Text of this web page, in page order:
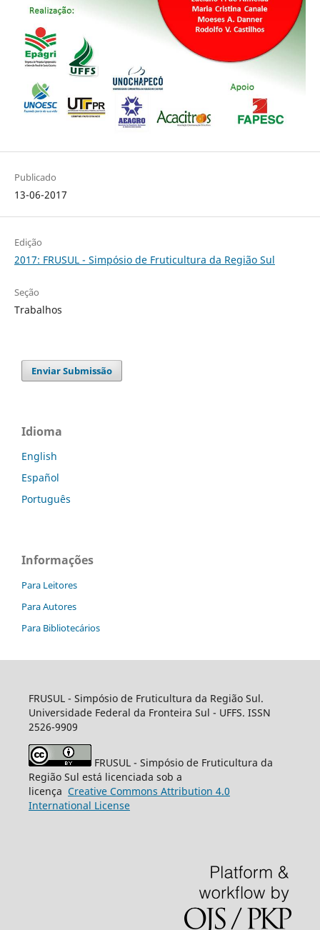
Publicado
13-06-2017
Edição
2017: FRUSUL - Simpósio de Fruticultura da Região Sul
Seção
Trabalhos
Enviar Submissão
Idioma
English
Español
Português
Informações
Para Leitores
Para Autores
Para Bibliotecários
FRUSUL - Simpósio de Fruticultura da Região Sul.
Universidade Federal da Fronteira Sul - UFFS. ISSN
2526-9909
FRUSUL - Simpósio de Fruticultura da
Região Sul está licenciada sob a
licença Creative Commons Attribution 4.0
International License